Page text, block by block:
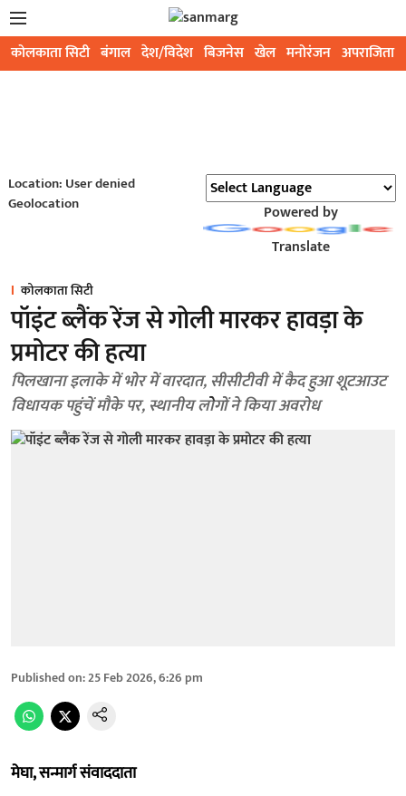
कोलकाता सिटी बंगाल देश/विदेश बिजनेस खेल मनोरंजन अपराजिता
Location: User denied
Geolocation
Powered by
Translate
कोलकाता सिटी
पॉइंट ब्लैंक रेंज से गोली मारकर हावड़ा के
प्रमोटर की हत्या
पिलखाना इलाके में भोर में वारदात, सीसीटीवी में कैद हुआ शूटआउट
विधायक पहुंचें मौके पर, स्थानीय लोेगों ने किया अवरोध
Published on:25 Feb 2026, 6:26 pm
मेघा, सन्मार्ग संवाददाता